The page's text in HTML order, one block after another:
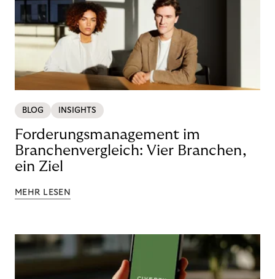
BLOG INSIGHTS
Forderungsmanagement im
Branchenvergleich: Vier Branchen,
ein Ziel
MEHR LESEN